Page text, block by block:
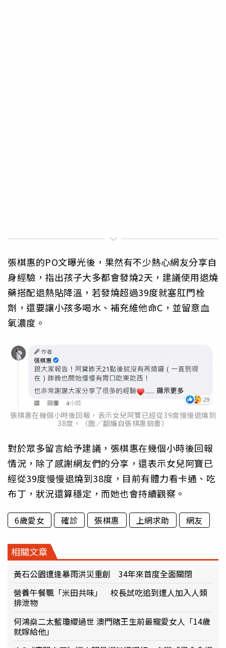
張棋惠的PO文曝光後，果然有不少熱心網友分享自
身經驗，指出孩子大多都會發燒2天，建議使用退燒
藥搭配退熱貼降溫，若發燒超過39度就塞肛門栓
劑，還要讓小孩多喝水、補充維他命C，並留意血
氧濃度。
張棋惠在幾個小時後回報，表示女兒阿寶已經從39度慢慢退燒到
38度。（圖／翻攝自張棋惠臉書）
對於眾多留言給予建議，張棋惠在幾個小時後回報
情況，除了感謝網友們的分享，還表示女兒阿寶已
經從39度慢慢退燒到38度，目前有體力看卡通、吃
布丁，狀況還算穩定，而她也會持續觀察。
6歲愛女 確診 張棋惠 上網求助 網友
相關文章
黃石公園遭逢暴雨洪災重創 34年來首度全面關閉
營養午餐飄「米田共味」 校長試吃追到遭人加入人類
排泄物
何鴻燊二太藍瓊纓過世 澳門賭王生前最寵愛女人「14歲
就嫁給他」